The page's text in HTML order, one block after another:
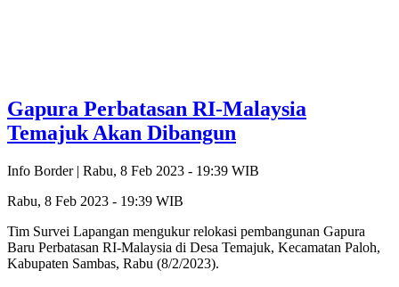
Gapura Perbatasan RI-Malaysia
Temajuk Akan Dibangun
Info Border | Rabu, 8 Feb 2023 - 19:39 WIB
Rabu, 8 Feb 2023 - 19:39 WIB
Tim Survei Lapangan mengukur relokasi pembangunan Gapura
Baru Perbatasan RI-Malaysia di Desa Temajuk, Kecamatan Paloh,
Kabupaten Sambas, Rabu (8/2/2023).